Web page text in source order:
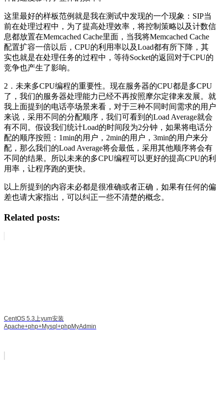
这里最好的样板范例就是我在测试中发现的一个现象：SIP当
前在处理过程中，为了提高处理效率，将控制策略以及计数信
息都放置在Memcached Cache里面，当我将Memcached Cache
配置扩容一倍以后，CPU的利用率以及Load都有所下降，其
实也就是在处理任务的过程中，等待Socket的返回对于CPU的
竞争也产生了影响。
2．未来多CPU编程的重要性。现在服务器的CPU都是多CPU
了，我们的服务器处理能力已经不再按照摩尔定律来发展。就
我上面提到的电话亭场景来看，对于三种不同时间需求的用户
来说，采用不同的分配顺序，我们可看到的Load Average就会
有不同。假设我们统计Load的时间段为2分钟，如果将电话分
配的顺序按照：1min的用户，2min的用户，3min的用户来分
配，那么我们的Load Average将会最低，采用其他顺序将会有
不同的结果。所以未来的多CPU编程可以更好的提高CPU的利
用率，让程序跑的更快。
以上所提到的内容未必都是很准确或者正确，如果有任何的偏
差也请大家指出，可以纠正一些不清楚的概念。
Related posts:
CentOS 5.3上yum安装
Apache+php+Mysql+phpMyAdmin